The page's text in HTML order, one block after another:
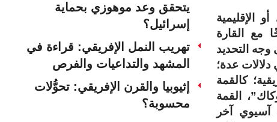
يتحقق وعد موهوزي بحماية
إسرائيل؟
تهريب النمل الإفريقي: قراءة في
المشهد والتداعيات والفرص
إثيوبيا والقرن الإفريقي: تحوُّلات
محسوبة؟
الإقليمية
مع القارة
وجه التحديد
دلالات عدة؛
كالقمة
القمة
آسيوي آخر